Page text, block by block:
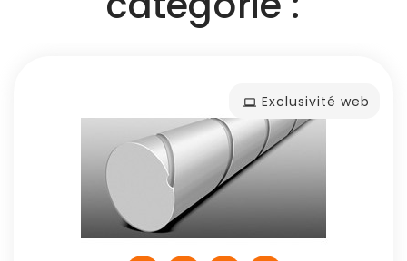
Exclusivité web